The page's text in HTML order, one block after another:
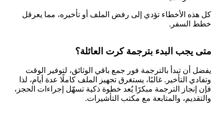
كل هذه الأخطاء تؤدي إلى رفض الملف أو تأخيره، مما يعرقل
خطط السفر.
متى يجب البدء بترجمة كرت العائلة؟
يفضل أن تبدأ بالترجمة فور جمع باقي الوثائق، لتوفير الوقت
وتفادي التأخير. غالبًا، يستغرق تجهيز الملف كاملًا عدة أيام، لذا
فإن إنجاز الترجمة مبكرًا يُعد خطوة ذكية تسهّل إجراءات الحجز،
والتقديم، والمتابعة مع مكتب التأشيرات.